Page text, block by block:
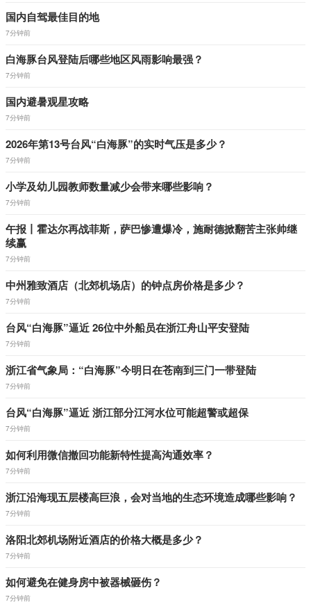
国内自驾最佳目的地
7分钟前
白海豚台风登陆后哪些地区风雨影响最强？
7分钟前
国内避暑观星攻略
7分钟前
2026年第13号台风“白海豚”的实时气压是多少？
7分钟前
小学及幼儿园教师数量减少会带来哪些影响？
7分钟前
午报丨霍达尔再战菲斯，萨巴惨遭爆冷，施耐德掀翻苦主张帅继
续赢
7分钟前
中州雅致酒店（北郊机场店）的钟点房价格是多少？
7分钟前
台风“白海豚”逼近 26位中外船员在浙江舟山平安登陆
7分钟前
浙江省气象局：“白海豚”今明日在苍南到三门一带登陆
7分钟前
台风“白海豚”逼近 浙江部分江河水位可能超警或超保
7分钟前
如何利用微信撤回功能新特性提高沟通效率？
7分钟前
浙江沿海现五层楼高巨浪，会对当地的生态环境造成哪些影响？
7分钟前
洛阳北郊机场附近酒店的价格大概是多少？
7分钟前
如何避免在健身房中被器械砸伤？
7分钟前